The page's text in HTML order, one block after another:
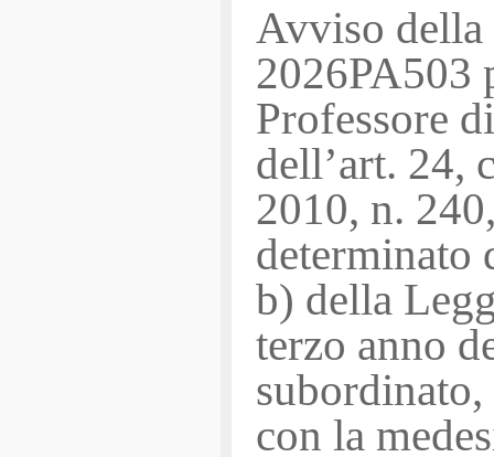
Avviso della
2026PA503
Professore
dell’art. 24,
2010, n.
determinato
b) della
terzo anno
con la